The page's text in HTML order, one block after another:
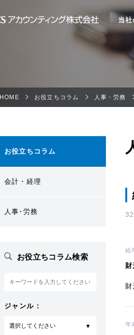
当
HOME お役立ちコラム 人事・労務
お役立ちコラム
会計・経理
人事･労務
お役立ちコラム検索
ジャンル：
給
年